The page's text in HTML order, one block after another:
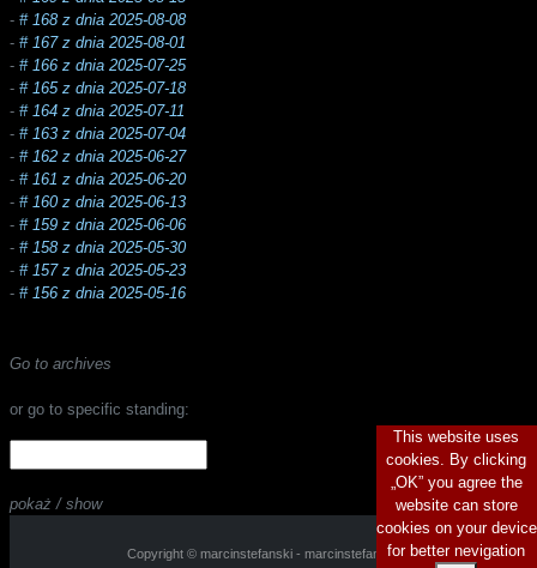
- # 168 z dnia 2025-08-08
- # 167 z dnia 2025-08-01
- # 166 z dnia 2025-07-25
- # 165 z dnia 2025-07-18
- # 164 z dnia 2025-07-11
- # 163 z dnia 2025-07-04
- # 162 z dnia 2025-06-27
- # 161 z dnia 2025-06-20
- # 160 z dnia 2025-06-13
- # 159 z dnia 2025-06-06
- # 158 z dnia 2025-05-30
- # 157 z dnia 2025-05-23
- # 156 z dnia 2025-05-16
Go to archives
or go to specific standing:
pokaż / show
Copyright © marcinstefanski - marcinstefanski.pl
This website uses
cookies. By clicking
„OK” you agree the
website can store
cookies on your device
for better nevigation